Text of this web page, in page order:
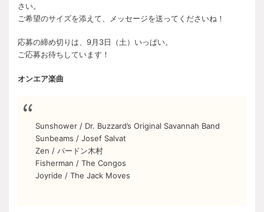
さい。
ご希望のサイズを添えて、メッセージを送ってくださいね！
応募の締め切りは、9月3日（土）いっぱい。
ご応募お待ちしています！
オンエア楽曲
Sunshower / Dr. Buzzard’s Original Savannah Band
Sunbeams / Josef Salvat
Zen / パードン木村
Fisherman / The Congos
Joyride / The Jack Moves